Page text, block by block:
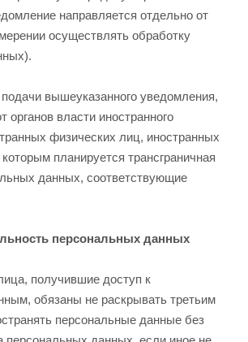
направляется отдельно от
осуществлять обработку
вышеуказанного уведомления,
органов власти иностранного
физических лиц, иностранных
планируется трансграничная
данных, соответствующие
персональных данных
получившие доступ к
обязаны не раскрывать третьим
персональные данные без